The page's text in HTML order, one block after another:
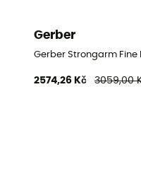
Gerber
Gerber Strongarm Fine
2574,26 Kč 3059,00